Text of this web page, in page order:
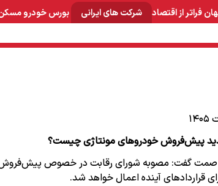
فراتر از اقتصاد شرکت های ایرانی بورسخودرو
پیش‌فروش خودروهای مونتاژی چیست؟
صمت گفت: مصوبه شورای رقابت در خصوص
قراردادهای آینده اعمال خواهد شد.